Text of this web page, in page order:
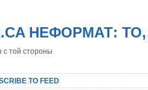
НЕФОРМАТ:
с той стороны
TO FEED